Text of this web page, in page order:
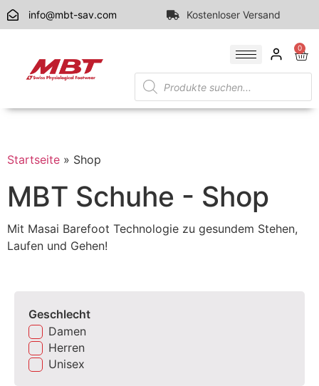
info@mbt-sav.com Kostenloser Versand
0
Startseite » Shop
MBT Schuhe - Shop
Mit Masai Barefoot Technologie zu gesundem Stehen,
Laufen und Gehen!
Geschlecht
Damen
Herren
Unisex